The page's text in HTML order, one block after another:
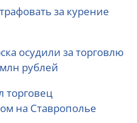
за курение
осудили за торговлю
рублей
торговец
на Ставрополье